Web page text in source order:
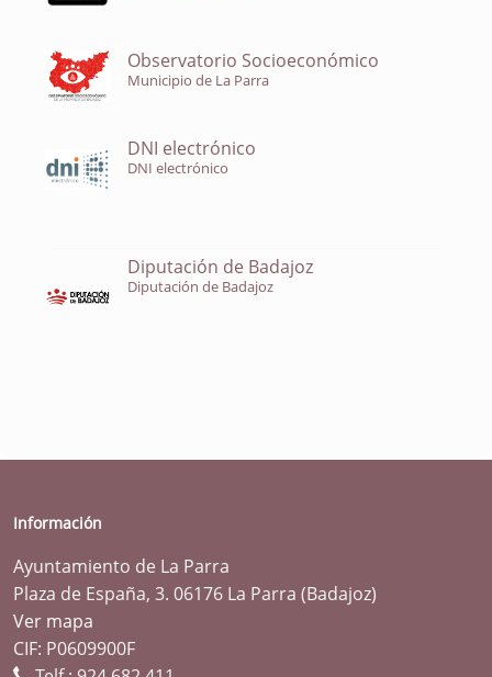
Observatorio Socioeconómico
Municipio de La Parra
DNI electrónico
DNI electrónico
Diputación de Badajoz
Diputación de Badajoz
Información
Ayuntamiento de La Parra
Plaza de España, 3. 06176 La Parra (Badajoz)
Ver mapa
CIF: P0609900F